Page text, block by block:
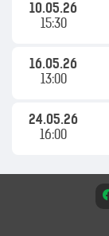
10.05.26
15:30
16.05.26
13:00
24.05.26
16:00